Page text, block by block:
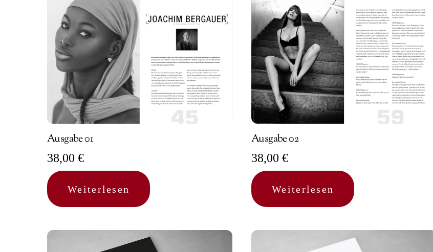
Ausgabe 01
38,00 €
Weiterlesen
Ausgabe 02
38,00€
Weiterlesen